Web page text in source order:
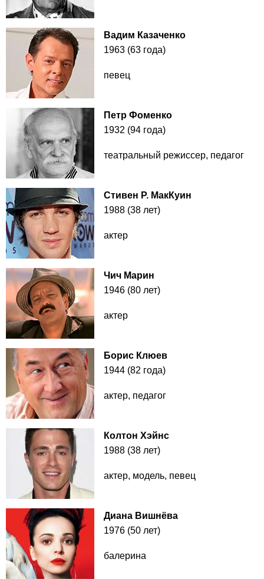
Вадим Казаченко
1963 (63 года)
певец
Петр Фоменко
1932 (94 года)
театральный режиссер, педагог
Стивен Р. МакКуин
1988 (38 лет)
актер
Чич Марин
1946 (80 лет)
актер
Борис Клюев
1944 (82 года)
актер, педагог
Колтон Хэйнс
1988 (38 лет)
актер, модель, певец
Диана Вишнёва
1976 (50 лет)
балерина